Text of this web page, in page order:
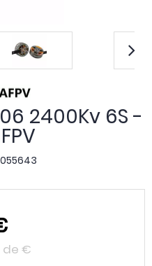
2400Kv 6S -
de €